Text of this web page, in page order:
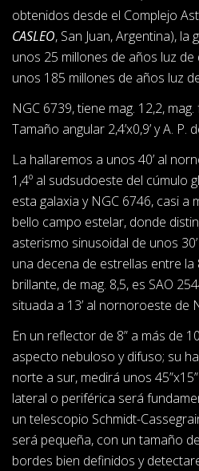
obtenidos desde el Complejo
CASLEO, San Juan, Argentina),
unos 25 millones de años luz de
unos 185 millones de años luz
NGC 6739, tiene mag. 12,2,
Tamaño angular 2,4’x0,9’ y A. P.
La hallaremos a unos 40’ al
1,4º al sudsudoeste del cúmulo
esta galaxia y NGC 6746, casi a
bello campo estelar, donde
asterismo sinusoidal de unos
una decena de estrellas entre la
brillante, de mag. 8,5, es SAO
situada a 13’ al nornoroeste de
En un reflector de 8” a más de
aspecto nebuloso y difuso; su
norte a sur, medirá unos
lateral o periférica será
un telescopio Schmidt-
será pequeña, con un tamaño
bordes bien definidos y